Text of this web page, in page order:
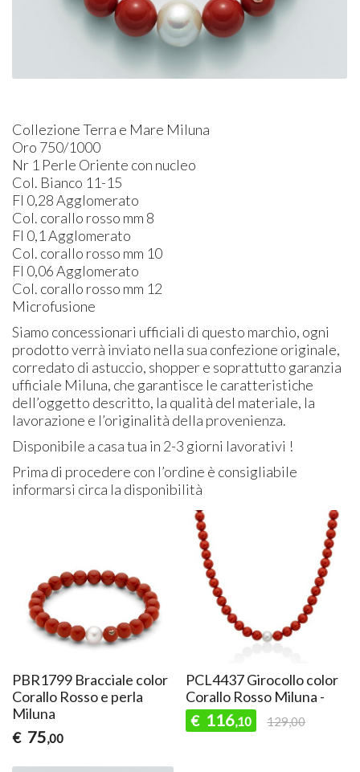
Collezione Terra e Mare Miluna
Oro 750/1000
Nr 1 Perle Oriente con nucleo
Col. Bianco 11-15
Fl 0,28 Agglomerato
Col. corallo rosso mm 8
Fl 0,1 Agglomerato
Col. corallo rosso mm 10
Fl 0,06 Agglomerato
Col. corallo rosso mm 12
Microfusione
Siamo concessionari ufficiali di questo marchio, ogni
prodotto verrà inviato nella sua confezione originale,
corredato di astuccio, shopper e soprattutto garanzia
ufficiale Miluna, che garantisce le caratteristiche
dell’oggetto descritto, la qualità del materiale, la
lavorazione e l’originalità della provenienza.
Disponibile a casa tua in 2-3 giorni lavorativi !
Prima di procedere con l’ordine è consigliabile
informarsi circa la disponibilità
PBR1799 Bracciale color
Corallo Rosso e perla
Miluna
€ 75,00
PCL4437 Girocollo color
Corallo Rosso Miluna -
€ 116,10 129,00